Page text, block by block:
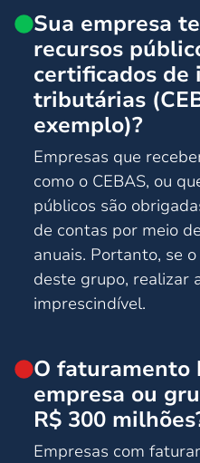
Sua empresa
recursos
certificados de
tributárias
exemplo)?
Empresas que
como o CEBAS, ou
públicos são
de contas por meio
anuais. Portanto, se
deste grupo, realizar
imprescindível.
O faturamento
empresa ou
R$ 300
Empresas com